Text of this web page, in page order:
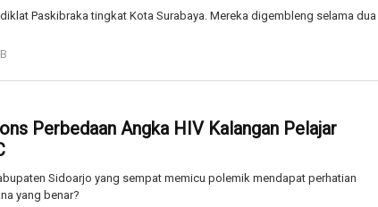
Paskibraka tingkat Kota Surabaya. Mereka digembleng selama dua
Perbedaan Angka HIV Kalangan Pelajar
Sidoarjo yang sempat memicu polemik mendapat perhatian
yang benar?